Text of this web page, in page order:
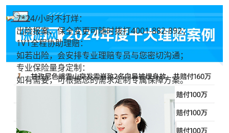
7*24/小时不打烊：
出险报案、保全变更可随时拨打4001-882-892；
1V1全程协助理赔：
如若出险，会安排专业理赔专员与您密切沟通；
专业保险量身定制：
如有需要，可根据您的需求定制专属保障方案。